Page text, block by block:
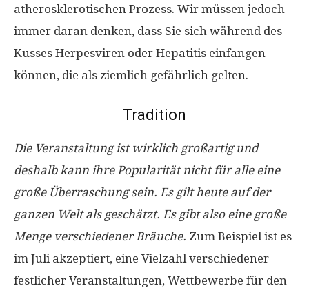
atherosklerotischen Prozess. Wir müssen jedoch
immer daran denken, dass Sie sich während des
Kusses Herpesviren oder Hepatitis einfangen
können, die als ziemlich gefährlich gelten.
Tradition
Die Veranstaltung ist wirklich großartig und
deshalb kann ihre Popularität nicht für alle eine
große Überraschung sein. Es gilt heute auf der
ganzen Welt als geschätzt. Es gibt also eine große
Menge verschiedener Bräuche. Zum Beispiel ist es
im Juli akzeptiert, eine Vielzahl verschiedener
festlicher Veranstaltungen, Wettbewerbe für den